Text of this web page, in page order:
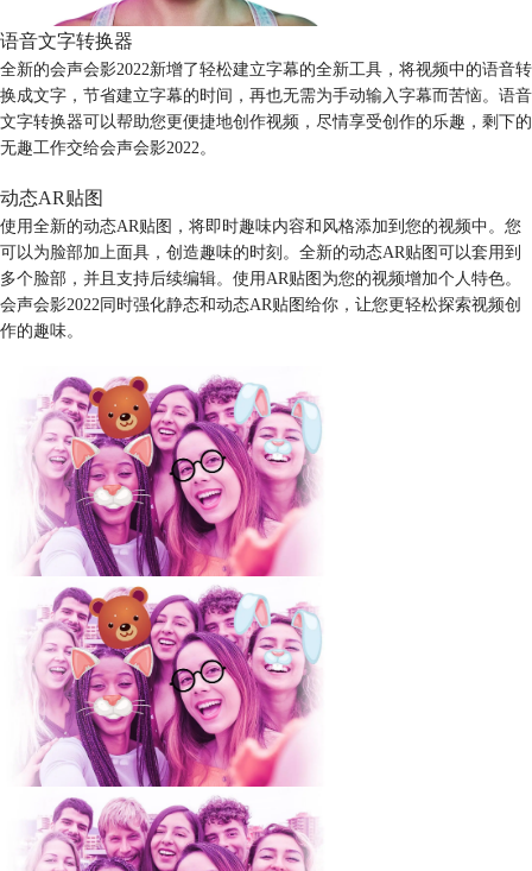
语音文字转换器
全新的会声会影2022新增了轻松建立字幕的全新工具，将视频中的语音转
换成文字，节省建立字幕的时间，再也无需为手动输入字幕而苦恼。语音
文字转换器可以帮助您更便捷地创作视频，尽情享受创作的乐趣，剩下的
无趣工作交给会声会影2022。
动态AR贴图
使用全新的动态AR贴图，将即时趣味内容和风格添加到您的视频中。您
可以为脸部加上面具，创造趣味的时刻。全新的动态AR贴图可以套用到
多个脸部，并且支持后续编辑。使用AR贴图为您的视频增加个人特色。
会声会影2022同时强化静态和动态AR贴图给你，让您更轻松探索视频创
作的趣味。